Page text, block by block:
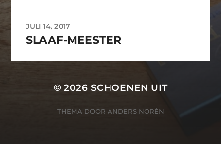
JULI 14, 2017
SLAAF-MEESTER
© 2026 SCHOENEN UIT
THEMA DOOR ANDERS NORÉN